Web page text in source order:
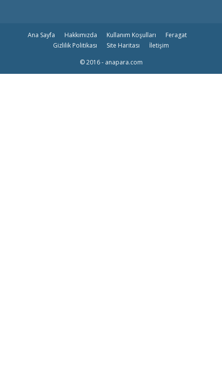
Ana Sayfa Hakkımızda Kullanım Koşulları
Feragat
Gizlilik Politikası
Site Haritası
İletişim
© 2016 - anapara.com